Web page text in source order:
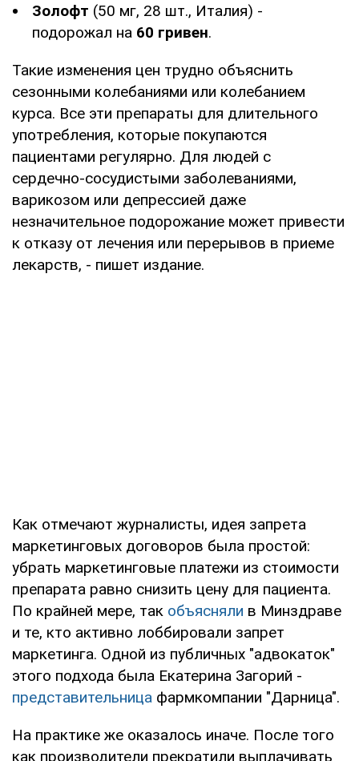
Золофт (50 мг, 28 шт., Италия) -
подорожал на 60 гривен.
Такие изменения цен трудно объяснить
сезонными колебаниями или колебанием
курса. Все эти препараты для длительного
употребления, которые покупаются
пациентами регулярно. Для людей с
сердечно-сосудистыми заболеваниями,
варикозом или депрессией даже
незначительное подорожание может привести
к отказу от лечения или перерывов в приеме
лекарств, - пишет издание.
Как отмечают журналисты, идея запрета
маркетинговых договоров была простой:
убрать маркетинговые платежи из стоимости
препарата равно снизить цену для пациента.
По крайней мере, так объясняли в Минздраве
и те, кто активно лоббировали запрет
маркетинга. Одной из публичных "адвокаток"
этого подхода была Екатерина Загорий -
представительница фармкомпании "Дарница".
На практике же оказалось иначе. После того
как производители прекратили выплачивать